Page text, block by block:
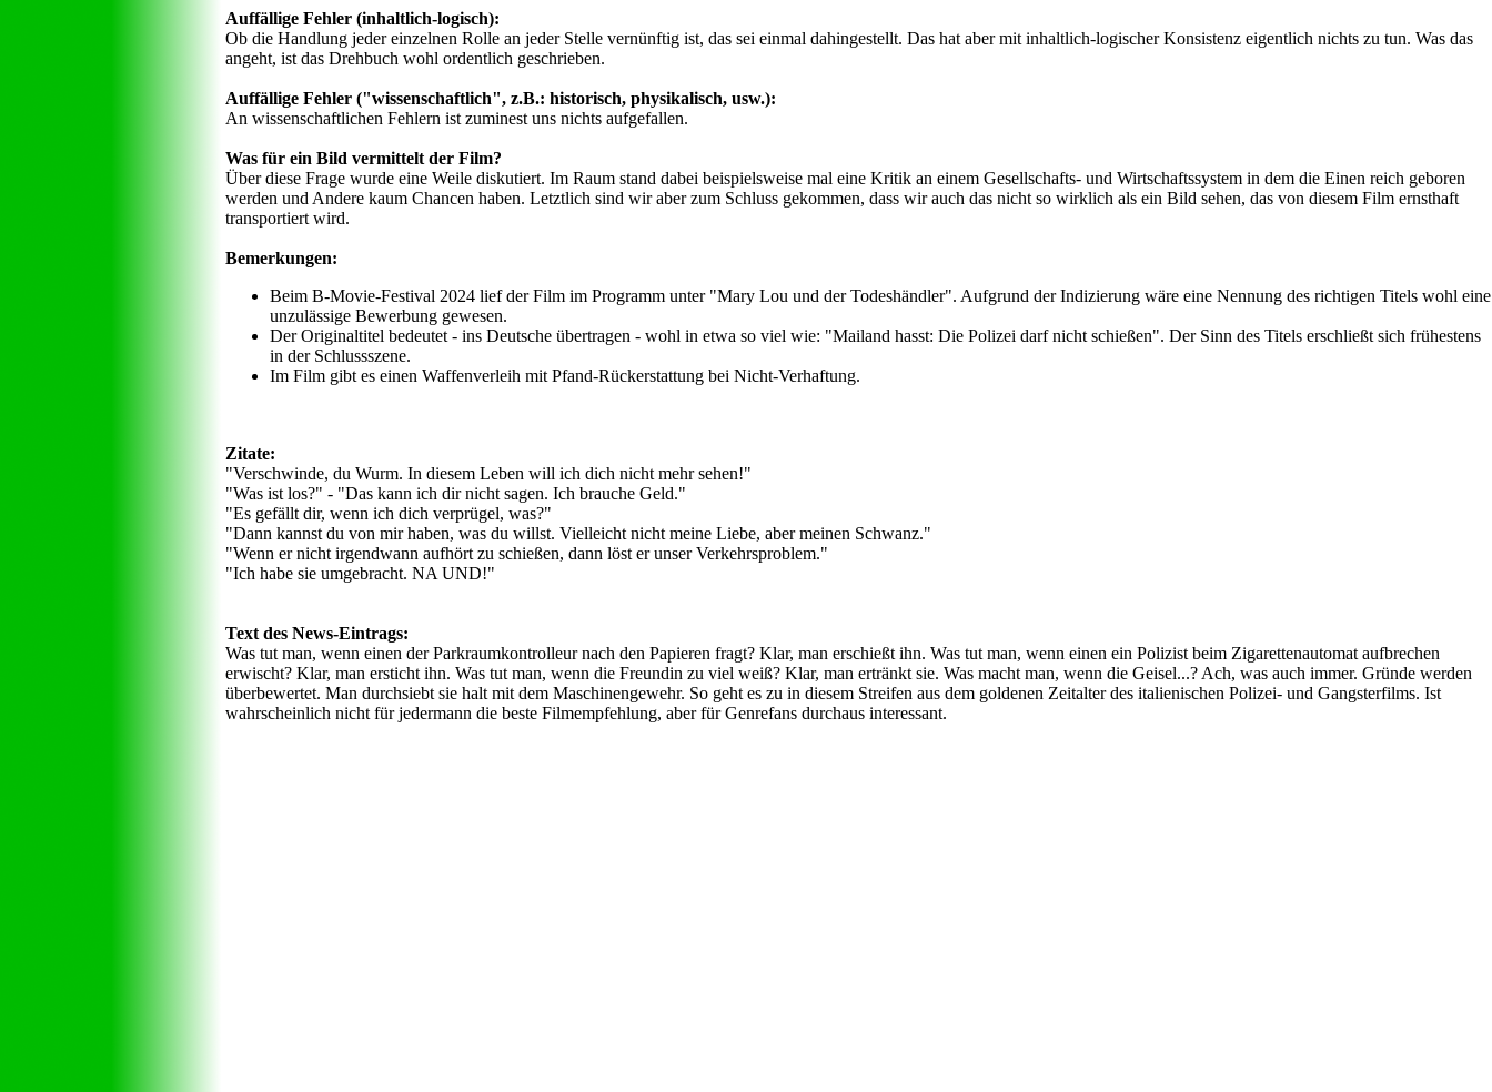
Auffällige Fehler (inhaltlich-logisch):
Ob die Handlung jeder einzelnen Rolle an jeder Stelle vernünftig ist, das sei einmal dahingestellt. Das hat aber mit inhaltlich-logischer Konsistenz eigentlich nichts zu tun. Was das
angeht, ist das Drehbuch wohl ordentlich geschrieben.
Auffällige Fehler ("wissenschaftlich", z.B.: historisch, physikalisch, usw.):
An wissenschaftlichen Fehlern ist zuminest uns nichts aufgefallen.
Was für ein Bild vermittelt der Film?
Über diese Frage wurde eine Weile diskutiert. Im Raum stand dabei beispielsweise mal eine Kritik an einem Gesellschafts- und Wirtschaftssystem in dem die Einen reich geboren
werden und Andere kaum Chancen haben. Letztlich sind wir aber zum Schluss gekommen, dass wir auch das nicht so wirklich als ein Bild sehen, das von diesem Film ernsthaft
transportiert wird.
Bemerkungen:
Beim B-Movie-Festival 2024 lief der Film im Programm unter "Mary Lou und der Todeshändler". Aufgrund der Indizierung wäre eine Nennung des richtigen Titels wohl eine
unzulässige Bewerbung gewesen.
Der Originaltitel bedeutet - ins Deutsche übertragen - wohl in etwa so viel wie: "Mailand hasst: Die Polizei darf nicht schießen". Der Sinn des Titels erschließt sich frühestens
in der Schlussszene.
Im Film gibt es einen Waffenverleih mit Pfand-Rückerstattung bei Nicht‑Verhaftung.
Zitate:
"Verschwinde, du Wurm. In diesem Leben will ich dich nicht mehr sehen!"
"Was ist los?" - "Das kann ich dir nicht sagen. Ich brauche Geld."
"Es gefällt dir, wenn ich dich verprügel, was?"
"Dann kannst du von mir haben, was du willst. Vielleicht nicht meine Liebe, aber meinen Schwanz."
"Wenn er nicht irgendwann aufhört zu schießen, dann löst er unser Verkehrsproblem."
"Ich habe sie umgebracht. NA UND!"
Text des News-Eintrags:
Was tut man, wenn einen der Parkraumkontrolleur nach den Papieren fragt? Klar, man erschießt ihn. Was tut man, wenn einen ein Polizist beim Zigarettenautomat aufbrechen
erwischt? Klar, man ersticht ihn. Was tut man, wenn die Freundin zu viel weiß? Klar, man ertränkt sie. Was macht man, wenn die Geisel...? Ach, was auch immer. Gründe werden
überbewertet. Man durchsiebt sie halt mit dem Maschinengewehr. So geht es zu in diesem Streifen aus dem goldenen Zeitalter des italienischen Polizei- und Gangsterfilms. Ist
wahrscheinlich nicht für jedermann die beste Filmempfehlung, aber für Genrefans durchaus interessant.